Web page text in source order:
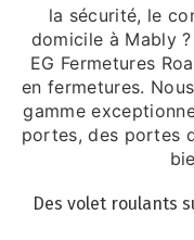
la sécurité, le
domicile à Mably
EG Fermetures
en fermetures.
gamme
portes, des portes
Des volet roulants